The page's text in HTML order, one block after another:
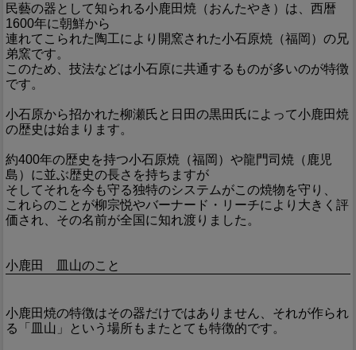
民藝の器として知られる小鹿田焼（おんたやき）は、西暦
1600年に朝鮮から
連れてこられた陶工により開窯された小石原焼（福岡）の兄
弟窯です。
このため、技法などは小石原に共通するものが多いのが特徴
です。
小石原から招かれた柳瀬氏と日田の黒田氏によって小鹿田焼
の歴史は始まります。
約400年の歴史を持つ小石原焼（福岡）や龍門司焼（鹿児
島）に並ぶ歴史の長さを持ちますが
そしてそれを今も守る独特のシステムがこの焼物を守り、
これらのことが柳宗悦やバーナード・リーチにより大きく評
価され、その名前が全国に知れ渡りました。
小鹿田 皿山のこと
小鹿田焼の特徴はその器だけではありません、それが作られ
る「皿山」という場所もまたとても特徴的です。